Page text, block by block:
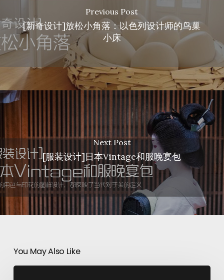
Previous Post
[新奇设计]放松小角落：以色列设计师的鸟巢
小床
Next Post
[服装设计]日本Vintage和服晚宴包
You May Also Like